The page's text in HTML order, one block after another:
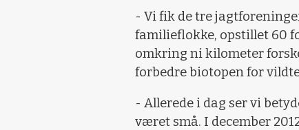
- Vi fik de tre
familieflokke, opstillet 60
omkring ni kilometer
forbedre biotopen for
- Allerede i dag ser vi
været små. I december